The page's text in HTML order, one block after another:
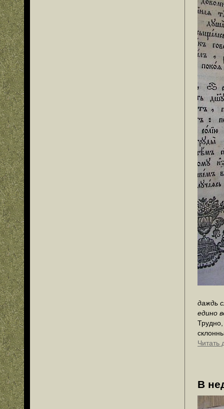
даждь
едино
Трудно,
Читать
В